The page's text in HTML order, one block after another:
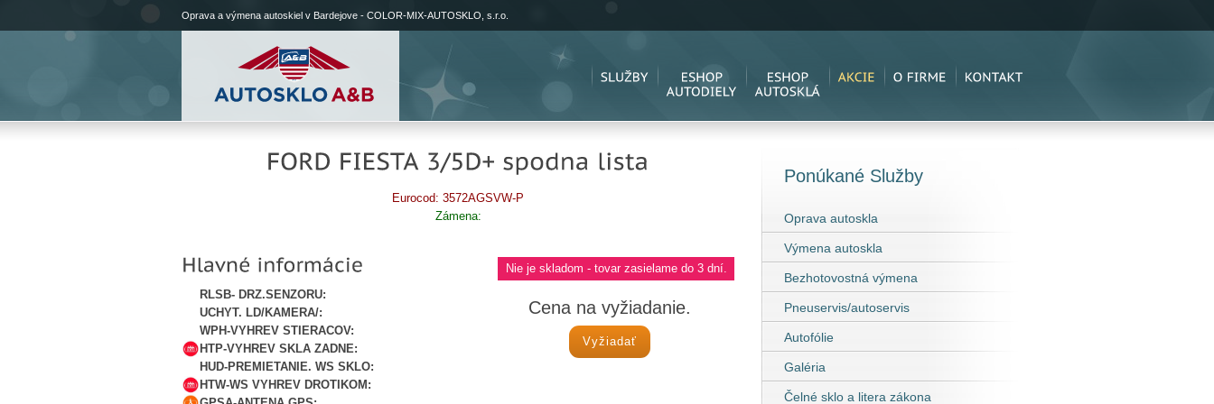
Oprava a výmena autoskiel v Bardejove - COLOR-MIX-AUTOSKLO, s.r.o.
Eurocod: 3572AGSVW-P
Zámena:
RLSB- DRZ.SENZORU:
UCHYT. LD/KAMERA/:
WPH-VYHREV STIERACOV:
HTP-VYHREV SKLA ZADNE:
HUD-PREMIETANIE. WS SKLO:
HTW-WS VYHREV DROTIKOM:
Nie je skladom - tovar zasielame do 3 dní.
Cena na vyžiadanie.
Vyžiadať
Ponúkané Služby
Oprava autoskla
Výmena autoskla
Bezhotovostná výmena
Pneuservis/autoservis
Autofólie
Galéria
Čelné sklo a litera zákona